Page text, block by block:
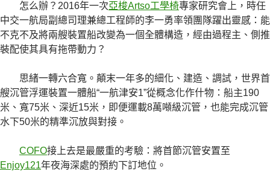
怎么辦？2016年一次亞梭Artso工學椅專家研究會上，時任
中交一航局副總司理兼總工程師的李一勇率領團隊躍出靈感：能
不克不及將兩艘裝置船改變為一個全體構造，經由過程主、側推
裝配使其具有拖帶動力？
思緒一轉六合寬。顛末一年多的細化、建造、調試，世界首
艘沉管浮運裝置一體船“一航津安1”從概念化作什物：船主190
米、寬75米、深近15米，即便運載8萬噸級沉管，也能完成沉管
水下50米的精準沉放與對接。
COFO接上去是最嚴重的考驗：將首節沉管安置至
Enjoy121年夜海深處的預約下訂地位。